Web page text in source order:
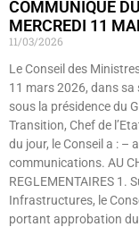
COMMUNIQUE
MERCREDI 11
11/03/2026
Le Conseil des
11 mars 2026, dans sa
sous la présidence du
Transition, Chef de
du jour, le Conseil a : –
communications. AU
REGLEMENTAIRES 1.
Infrastructures, le
portant approbation